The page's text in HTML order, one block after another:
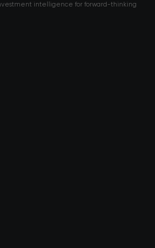
intelligence for forward-thinking